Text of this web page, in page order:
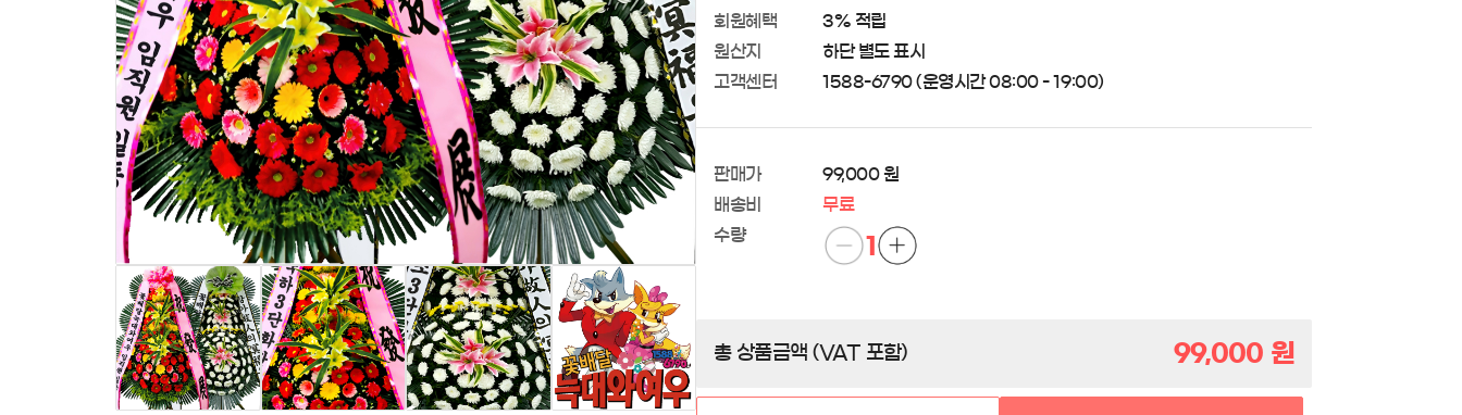
회원혜택
3% 적립
원산지
하단 별도 표시
고객센터
1588-6790 (운영시간 08:00 - 19:00)
판매가
99,000 원
배송비
무료
수량
1
총 상품금액 (VAT 포함) 99,000 원